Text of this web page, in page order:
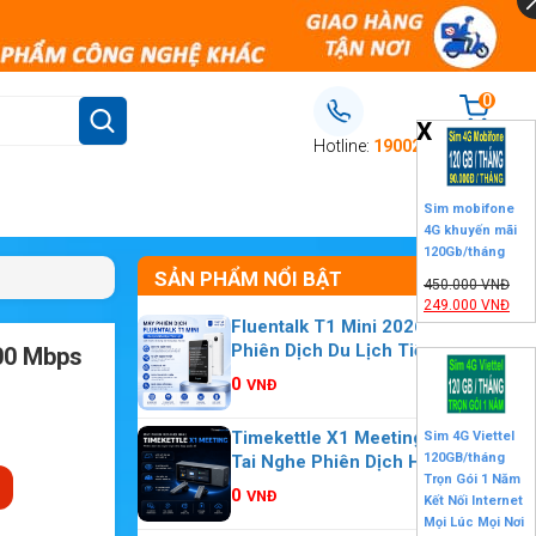
Hotline: 19002106
0
Giỏ hàng
Mbps
SẢN PHẨM NỔI BẬT
Fluentalk T1 Mini 2026 – Máy
Phiên Dịch Du Lịch Tiện Lợi Nhỏ
Gọn
0 VNĐ
Timekettle X1 Meeting 2026 –
Tai Nghe Phiên Dịch Hội Nghị
Nhiều Người
0 VNĐ
X
Sim mobifone
4G khuyến mãi
120Gb/tháng
450.000VNĐ
249.000 VNĐ
Sim 4G Viettel
120GB/tháng
Trọn Gói 1 Năm
Kết Nối Internet
Mọi Lúc Mọi Nơi